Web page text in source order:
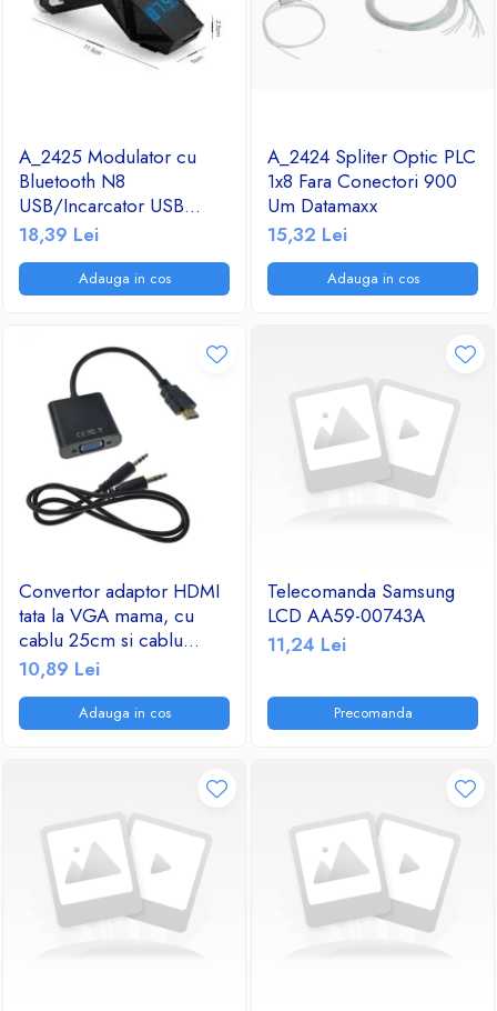
A_2425 Modulator cu
Bluetooth N8
USB/Incarcator USB
2.1A/TF/FM Radio
18,39 Lei
Adauga in cos
A_2424 Spliter Optic PLC
1x8 Fara Conectori 900
Um Datamaxx
15,32 Lei
Adauga in cos
Convertor adaptor HDMI
tata la VGA mama, cu
cablu 25cm si cablu
audio jack 3.5mm tata-tata
10,89 Lei
Adauga in cos
Telecomanda Samsung
LCD AA59-00743A
11,24 Lei
Precomanda